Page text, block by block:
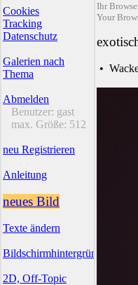
Cookies
Tracking
Datenschutz
Galerien nach
Thema
Abmelden
Benutzer: gast
max. Größe: 512
neu Registrieren
Anleitung
neues Bild
Texte ändern
Bildschirmhintergründe
2D, Off-Topic
Ihr
Your
•